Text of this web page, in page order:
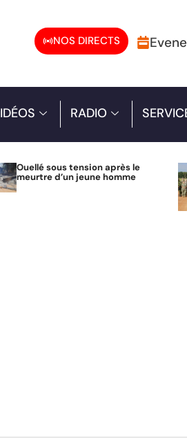
NOS DIRECTS
RADIO
Ouellé sous tension après le
meurtre d’un jeune homme